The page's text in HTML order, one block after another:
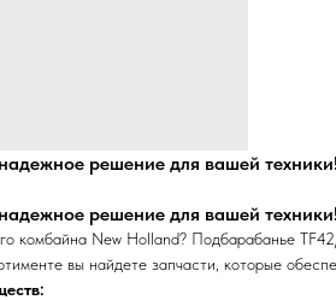
решение для вашей техники!
решение для вашей техники!
комбайна New Holland? Подбарабанье
вы найдете запчасти, которые